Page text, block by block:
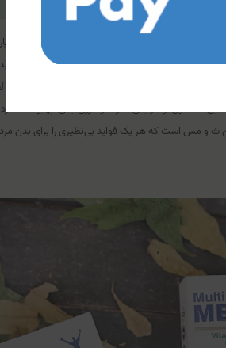
ویتامین‌های عالی مخصوص مردان به شمار می‌رود.
چیزی هستند که بدن ما به آن نیاز دارد. بدن
کرد. به همین دلیل است که مصرف قرص مولتی من
از افزایش قدرت و انرژی بدن، بهبود
ث و مس است که هر یک فواید بی‌نظیری را برای بدن